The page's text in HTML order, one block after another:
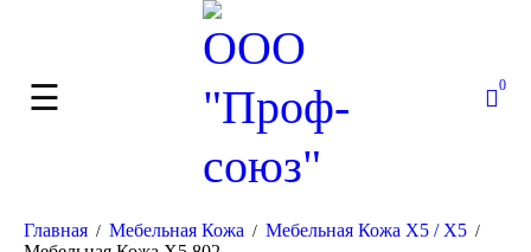
0
Главная / Мебельная Кожа / Мебельная Кожа Х5 / X5 /